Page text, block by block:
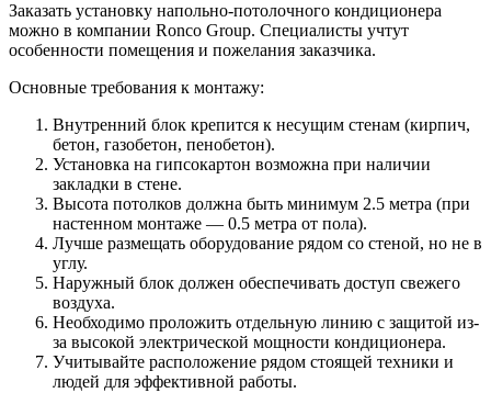
Заказать установку напольно-потолочного кондиционера
можно в компании Ronco Group. Специалисты учтут
особенности помещения и пожелания заказчика.
Основные требования к монтажу:
Внутренний блок крепится к несущим стенам (кирпич,
бетон, газобетон, пенобетон).
Установка на гипсокартон возможна при наличии
закладки в стене.
Высота потолков должна быть минимум 2.5 метра (при
настенном монтаже — 0.5 метра от пола).
Лучше размещать оборудование рядом со стеной, но не в
углу.
Наружный блок должен обеспечивать доступ свежего
воздуха.
Необходимо проложить отдельную линию с защитой из-
за высокой электрической мощности кондиционера.
Учитывайте расположение рядом стоящей техники и
людей для эффективной работы.